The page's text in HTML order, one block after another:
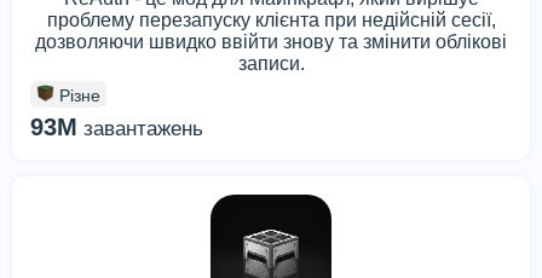
проблему перезапуску клієнта при недійсній сесії,
дозволяючи швидко ввійти знову та змінити облікові
записи.
Різне
93M завантажень